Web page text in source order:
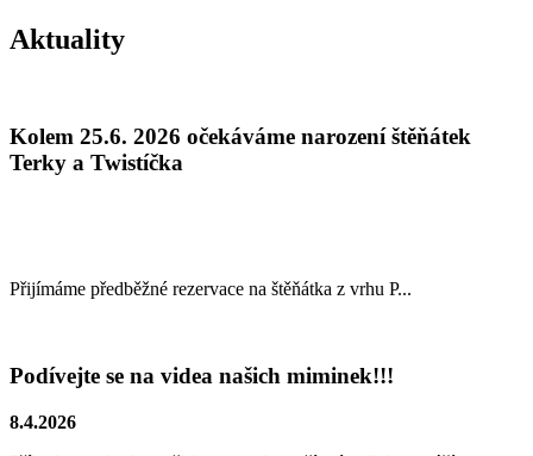
Aktuality
Kolem 25.6. 2026 očekáváme narození štěňátek
Terky a Twistíčka
Přijímáme předběžné rezervace na štěňátka z vrhu P...
Podívejte se na videa našich miminek!!!
8.4.2026